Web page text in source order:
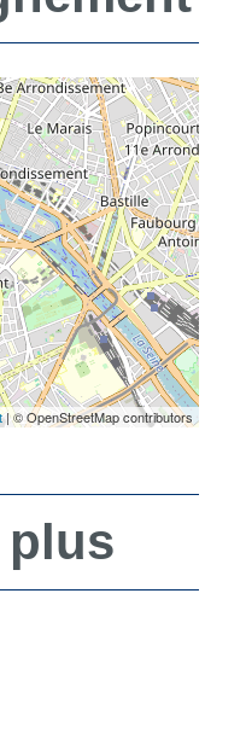
| © OpenStreetMap contributors
plus